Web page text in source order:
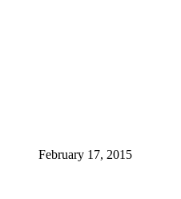
February 17, 2015